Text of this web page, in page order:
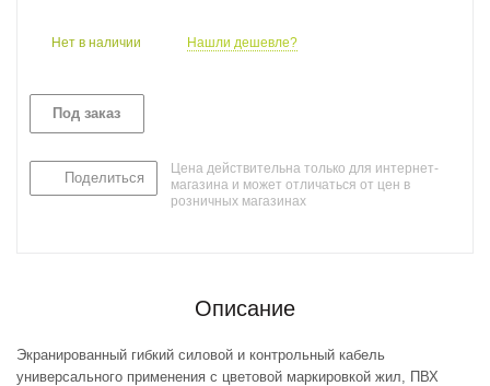
Нет в наличии Нашли дешевле?
Под заказ
Поделиться
Цена действительна только для интернет-
магазина и может отличаться от цен в
розничных магазинах
Описание
Экранированный гибкий силовой и контрольный кабель
универсального применения с цветовой маркировкой жил, ПВХ